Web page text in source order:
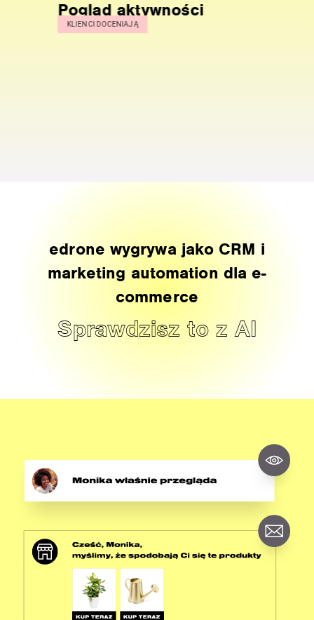
aktywności
edrone wygrywa jako CRM i
marketing automation dla e-
commerce
Sprawdzisz to z AI